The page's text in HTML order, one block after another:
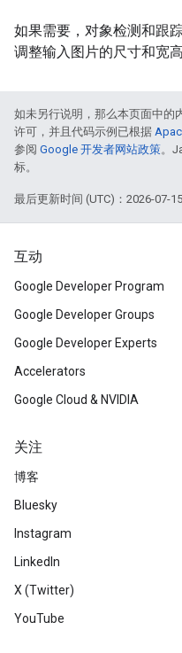
如果需要，对象检测和跟
调整输入图片的尺寸和宽
如未另行说明，那么本页面中的
许可，并且代码示例已根据
参阅 Google 开发者网站政策。
标。
最后更新时间 (UTC)：2026-07-15
互动
Google Developer Program
Google Developer Groups
Google Developer Experts
Accelerators
Google Cloud & NVIDIA
关注
博客
Bluesky
Instagram
LinkedIn
X (Twitter)
YouTube